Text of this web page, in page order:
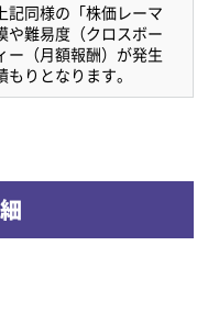
記同様の「株価レーマ
や難易度（クロスボー
ー（月額報酬）が発生
りとなります。